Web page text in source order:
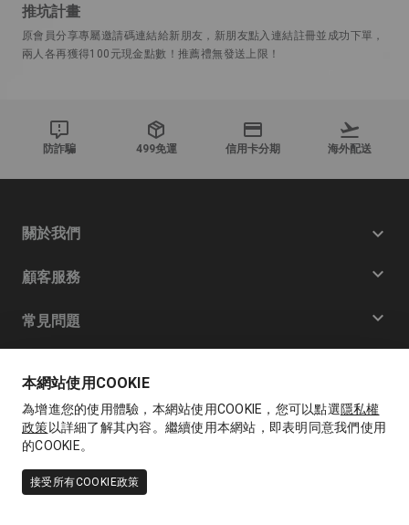
推坑計畫
原會員分享專屬邀請碼連結給新朋友，新朋友點入連結註冊並成功下單，
兩人各再獲得100元現金點數！推薦禮無發送上限！
防詐騙 499免運 信用卡分期 海外配送
關於我們
顧客服務
常見問題
服務時間：周一 ~ 周五：09:30-12:00 | 13:00-17:30
@byJolab.com
聯絡我們
本網站使用COOKIE
為增進您的使用體驗，本網站使用COOKIE，您可以點選隱私權
政策以詳細了解其內容。繼續使用本網站，即表明同意我們使用
的COOKIE。
接受所有COOKIE政策